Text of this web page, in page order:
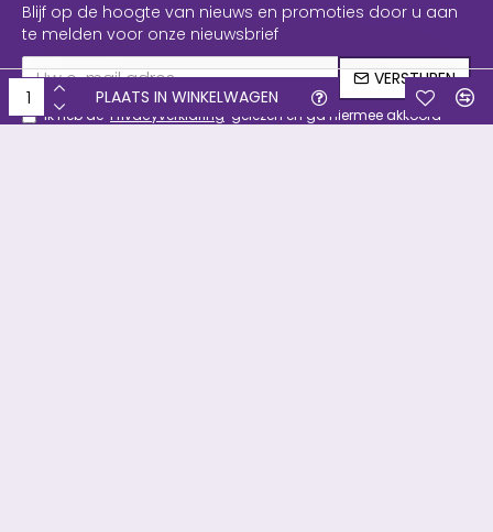
PLAATS IN WINKELWAGEN
Blijf op de hoogte van nieuws en promoties door u aan
te melden voor onze nieuwsbrief
VERSTUREN
Ik heb de Privacyverklaring gelezen en ga hiermee akkoord